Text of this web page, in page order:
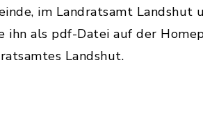
im Landratsamt Landshut
ihn als pdf-Datei auf der
Landshut.